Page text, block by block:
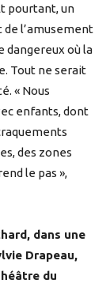
pourtant, un
de l’amusement
dangereux où la
Tout ne serait
« Nous
enfants, dont
des zones
le pas »,
dans une
Drapeau,
du